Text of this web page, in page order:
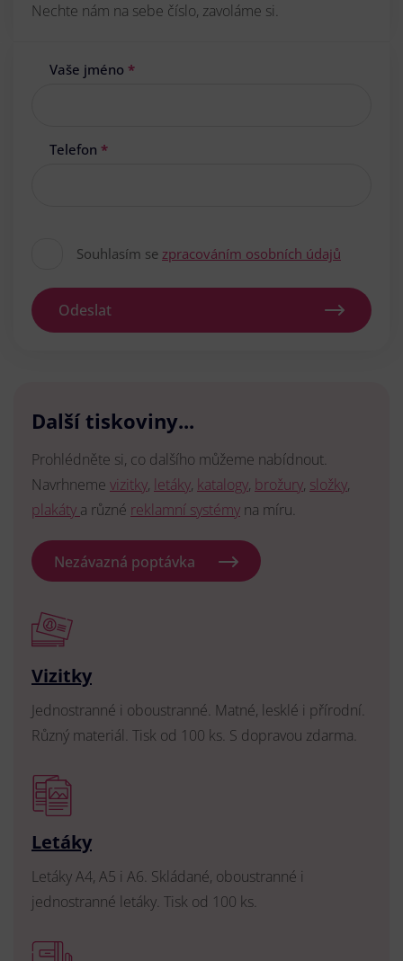
Nechte nám na sebe číslo, zavoláme si.
Vaše jméno *
Telefon *
Souhlasím se zpracováním osobních údajů
Odeslat
Další tiskoviny...
Prohlédněte si, co dalšího můžeme nabídnout.
Navrhneme vizitky, letáky, katalogy, brožury, složky,
plakáty a různé reklamní systémy na míru.
Nezávazná poptávka
Vizitky
Jednostranné i oboustranné. Matné, lesklé i přírodní.
Různý materiál. Tisk od 100 ks. S dopravou zdarma.
Letáky
Letáky A4, A5 i A6. Skládané, oboustranné i
jednostranné letáky. Tisk od 100 ks.